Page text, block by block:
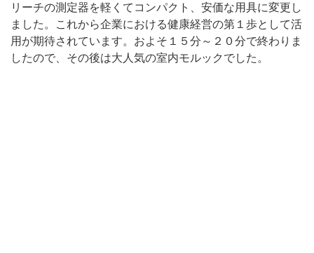
リーチの測定器を軽くてコンパクト、安価な用具に変更し
ました。これから企業における健康経営の第１歩として活
用が期待されています。およそ１５分～２０分で終わりま
したので、その後は大人気の室内モルックでした。